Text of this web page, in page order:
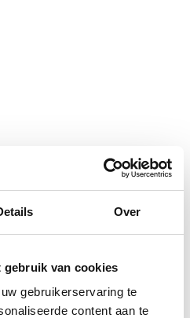
Over
gebruik van cookies
gebruikerservaring te
content aan te